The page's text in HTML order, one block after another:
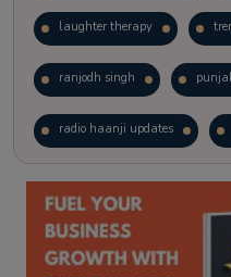
laughter therapy
ranjodh singh
radio haanji updates
kitaab kahani